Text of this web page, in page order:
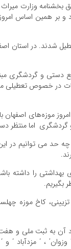
بخشنامه وزارت
و بر همین اساس
شدند. در استان
فرهنگی، صنایع دستی
خصوص تعطیلی
موزه‌های اصفهان
اما منتظر
چه حد می توانیم در
را داشته
بگیریم.
کاخ موزه
با بیش از ۲۲ هزار بنا و اثر
، ‘ مزدآباد ‘